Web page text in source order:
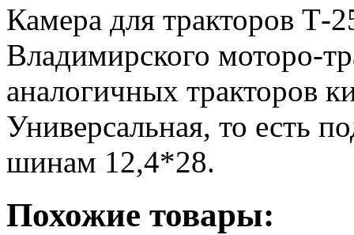
Камера для тракторов Т-
Владимирского моторо-
аналогичных тракторов
Универсальная, то есть
шинам 12,4*28.
Похожие товары: